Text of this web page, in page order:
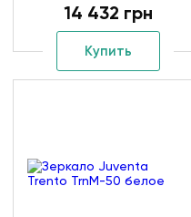
14 432 грн
Купить